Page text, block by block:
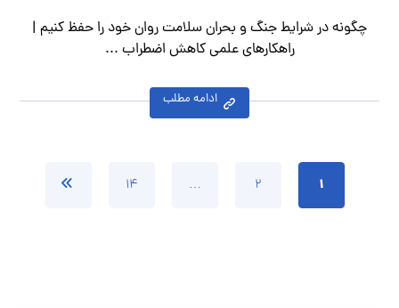
چگونه در شرایط جنگ و بحران سلامت روان خود را حفظ کنیم |
راهکارهای علمی کاهش اضطراب ...
ادامه مطلب
۱ ۲ … ۱۴